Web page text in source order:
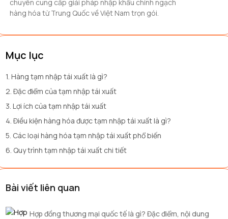
chuyên cung cấp giải pháp nhập khẩu chính ngạch
hàng hóa từ Trung Quốc về Việt Nam trọn gói.
Mục lục
1. Hàng tạm nhập tái xuất là gì?
2. Đặc điểm của tạm nhập tái xuất
3. Lợi ích của tạm nhập tái xuất
4. Điều kiện hàng hóa được tạm nhập tái xuất là gì?
5. Các loại hàng hóa tạm nhập tái xuất phổ biến
6. Quy trình tạm nhập tái xuất chi tiết
Bài viết liên quan
Hợp đồng thương mại quốc tế là gì? Đặc điểm, nội dung